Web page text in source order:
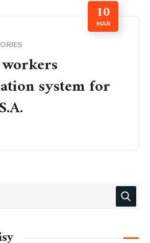
10
MAR
system for